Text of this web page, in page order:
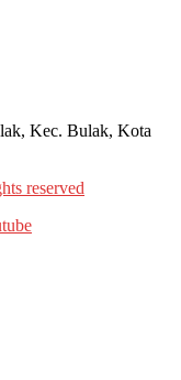
Kec. Bulak, Kota
reserved